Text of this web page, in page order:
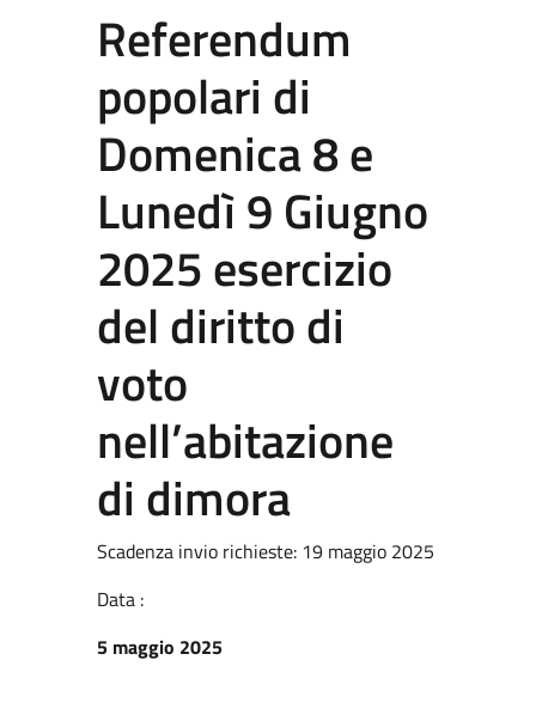
Referendum
popolari di
Domenica 8 e
Lunedì 9 Giugno
2025 esercizio
del diritto di
voto
nell’abitazione
di dimora
Scadenza invio richieste: 19 maggio 2025
Data :
5 maggio 2025